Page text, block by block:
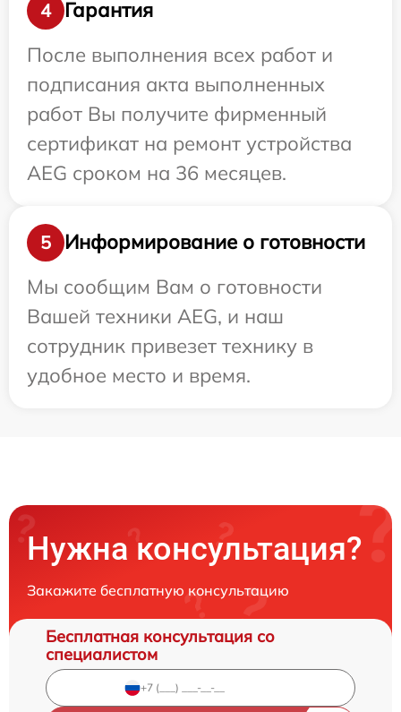
4
Гарантия
После выполнения всех работ и
подписания акта выполненных
работ Вы получите фирменный
сертификат на ремонт устройства
AEG сроком на 36 месяцев.
5
Информирование о готовности
Мы сообщим Вам о готовности
Вашей техники AEG, и наш
сотрудник привезет технику в
удобное место и время.
Нужна консультация?
Закажите бесплатную консультацию
Бесплатная консультация со
специалистом